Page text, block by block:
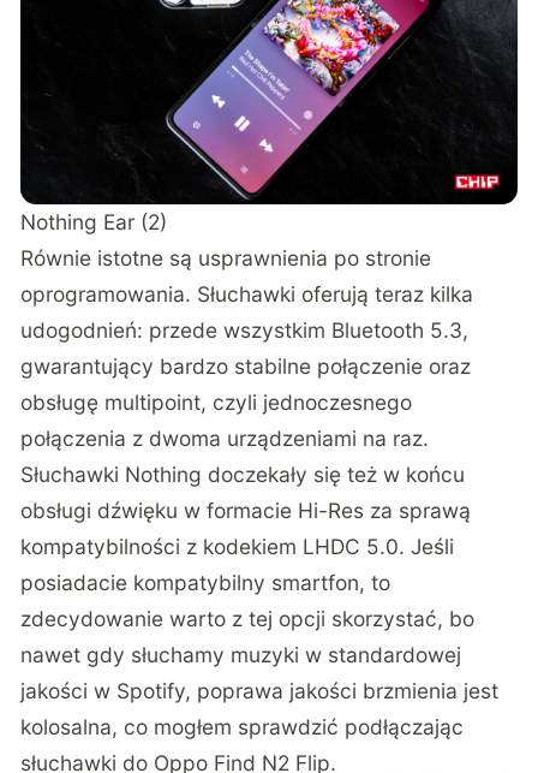
Nothing Ear (2)
Równie istotne są usprawnienia po stronie
oprogramowania. Słuchawki oferują teraz kilka
udogodnień: przede wszystkim Bluetooth 5.3,
gwarantujący bardzo stabilne połączenie oraz
obsługę multipoint, czyli jednoczesnego
połączenia z dwoma urządzeniami na raz.
Słuchawki Nothing doczekały się też w końcu
obsługi dźwięku w formacie Hi-Res za sprawą
kompatybilności z kodekiem LHDC 5.0. Jeśli
posiadacie kompatybilny smartfon, to
zdecydowanie warto z tej opcji skorzystać, bo
nawet gdy słuchamy muzyki w standardowej
jakości w Spotify, poprawa jakości brzmienia jest
kolosalna, co mogłem sprawdzić podłączając
słuchawki do Oppo Find N2 Flip.